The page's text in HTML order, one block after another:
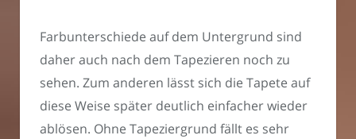
Farbunterschiede auf dem Untergrund sind
daher auch nach dem Tapezieren noch zu
sehen. Zum anderen lässt sich die Tapete auf
diese Weise später deutlich einfacher wieder
ablösen. Ohne Tapeziergrund fällt es sehr